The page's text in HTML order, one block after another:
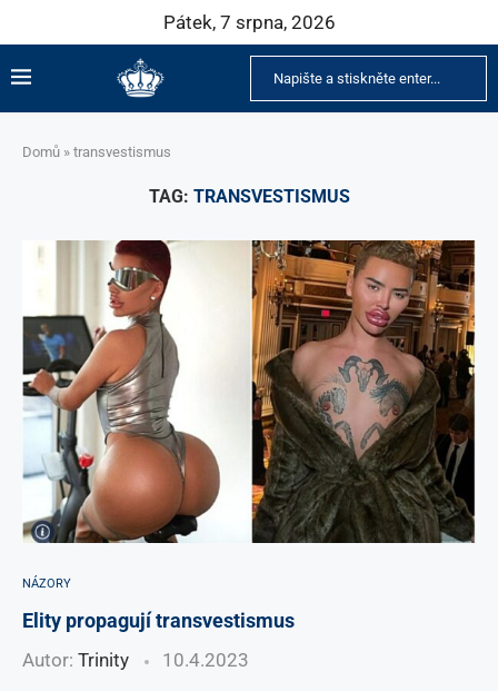
Pátek, 7 srpna, 2026
Domů » transvestismus
TAG: TRANSVESTISMUS
NÁZORY
Elity propagují transvestismus
Autor: Trinity 10.4.2023